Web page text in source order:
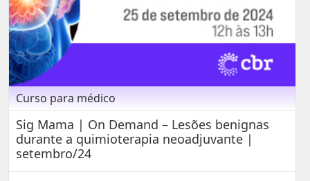
Curso para médico
Sig Mama | On Demand – Lesões benignas
durante a quimioterapia neoadjuvante |
setembro/24